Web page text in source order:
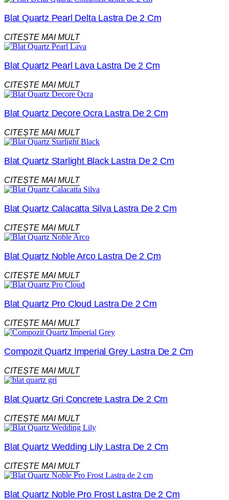
Blat Quartz Pearl Delta Lastra De 2 Cm
CITEȘTE MAI MULT
Blat Quartz Pearl Lava Lastra De 2 Cm
CITEȘTE MAI MULT
Blat Quartz Decore Ocra Lastra De 2 Cm
CITEȘTE MAI MULT
Blat Quartz Starlight Black Lastra De 2 Cm
CITEȘTE MAI MULT
Blat Quartz Calacatta Silva Lastra De 2 Cm
CITEȘTE MAI MULT
Blat Quartz Noble Arco Lastra De 2 Cm
CITEȘTE MAI MULT
Blat Quartz Pro Cloud Lastra De 2 Cm
CITEȘTE MAI MULT
Compozit Quartz Imperial Grey Lastra De 2 Cm
CITEȘTE MAI MULT
Blat Quartz Gri Concrete Lastra De 2 Cm
CITEȘTE MAI MULT
Blat Quartz Wedding Lily Lastra De 2 Cm
CITEȘTE MAI MULT
Blat Quartz Noble Pro Frost Lastra De 2 Cm